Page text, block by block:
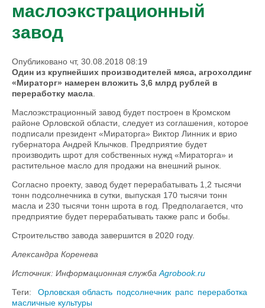
маслоэкстрационный
завод
Опубликовано чт, 30.08.2018 08:19
Один из крупнейших производителей мяса, агрохолдинг
«Мираторг» намерен вложить 3,6 млрд рублей в
переработку масла
Маслоэкстрационный завод будет построен в Кромском
районе Орловской области, следует из соглашения, которое
подписали президент «Мираторга» Виктор Линник и врио
губернатора Андрей Клычков. Предприятие будет
производить шрот для собственных нужд «Мираторга» и
растительное масло для продажи на внешний рынок.
Согласно проекту, завод будет перерабатывать 1,2 тысячи
тонн подсолнечника в сутки, выпуская 170 тысячи тонн
масла и 230 тысячи тонн шрота в год. Предполагается, что
предприятие будет перерабатывать также рапс и бобы.
Строительство завода завершится в 2020 году.
Александра Коренева
Источник: Информационная служба Agrobook.ru
Теги:
Орловская область подсолнечник рапс переработка
масличные культуры